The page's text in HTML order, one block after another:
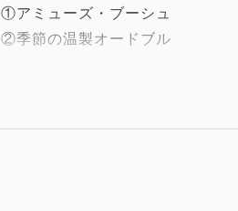
①アミューズ・ブーシュ
②季節の温製オードブル
※特典として１ドリンクサービ